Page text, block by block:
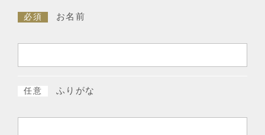
必須 お名前
任意 ふりがな